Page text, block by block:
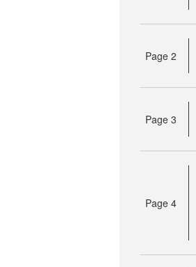
Page 2
Page 3
Page 4